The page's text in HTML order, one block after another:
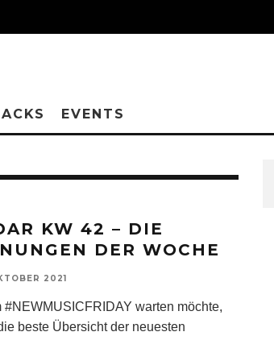
EVENTS
KW 42 – DIE
DER WOCHE
2021
#NEWMUSICFRIDAY warten möchte,
beste Übersicht der neuesten